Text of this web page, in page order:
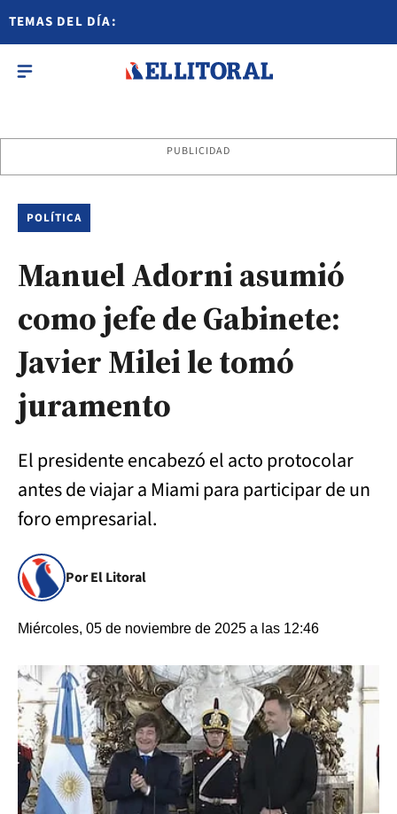
TEMAS DEL DÍA:
PUBLICIDAD
POLÍTICA
Manuel Adorni asumió
como jefe de Gabinete:
Javier Milei le tomó
juramento
El presidente encabezó el acto protocolar
antes de viajar a Miami para participar de un
foro empresarial.
Por El Litoral
Miércoles, 05 de noviembre de 2025 a las 12:46